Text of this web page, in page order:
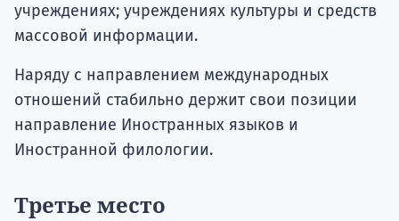
учреждениях; учреждениях культуры и средств
массовой информации.
Наряду с направлением международных
отношений стабильно держит свои позиции
направление Иностранных языков и
Иностранной филологии.
Третье место